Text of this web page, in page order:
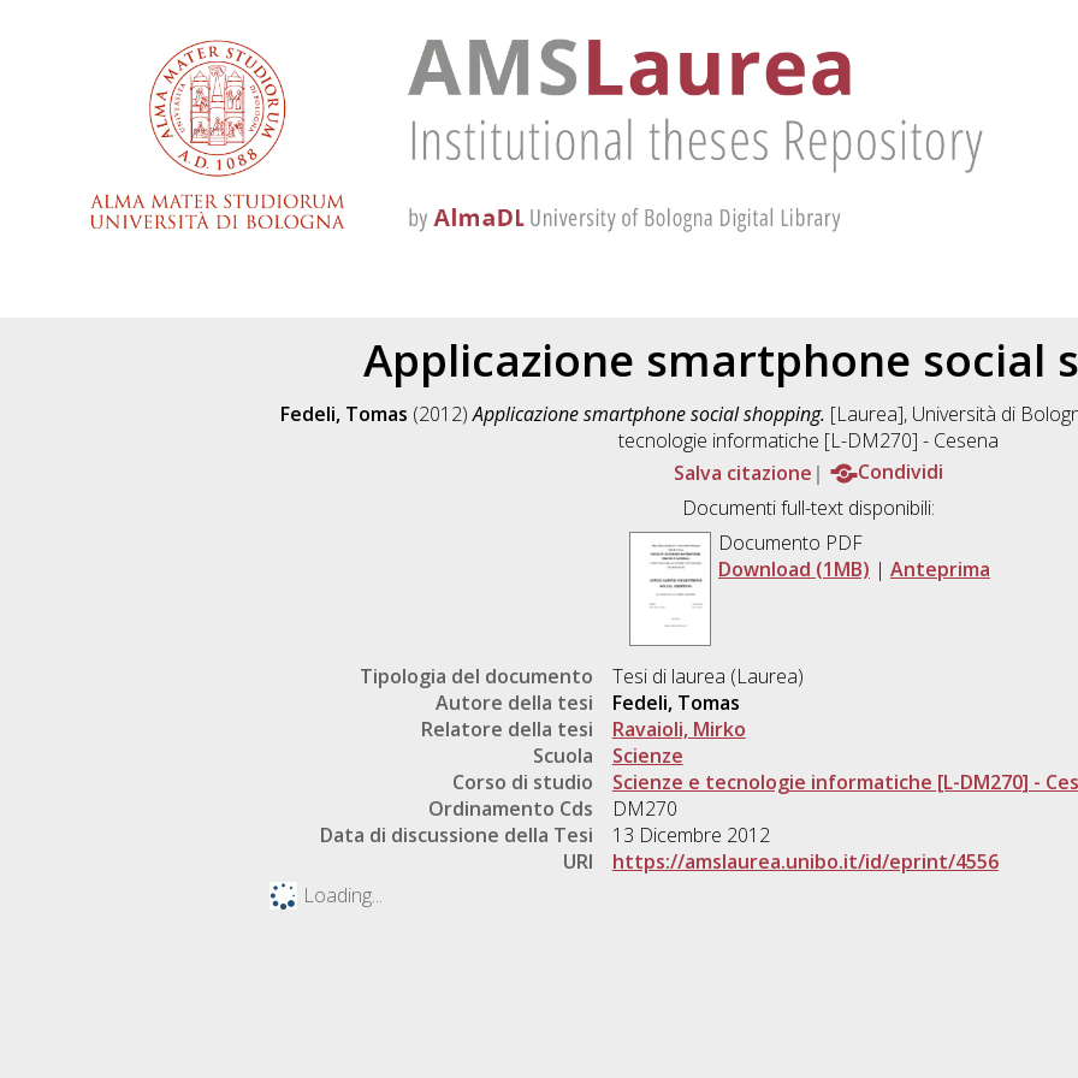
Applicazione smartphone social
Fedeli, Tomas (2012)Applicazione smartphone social shopping. [Laurea], Università di
tecnologie informatiche [L-DM270] - Cesena
Salva citazione
Condividi
Documenti full-text disponibili:
Documento PDF
Download (1MB) | Anteprima
Tipologia del documento
Tesi di laurea (Laurea)
Autore della tesi
Fedeli, Tomas
Relatore della tesi
Ravaioli, Mirko
Scuola
Scienze
Corso di studio
Scienze e tecnologie informatiche [L-DM270] -
Ordinamento Cds
DM270
Data di discussione della Tesi
13 Dicembre 2012
URI
https://amslaurea.unibo.it/id/eprint/4556
Loading...